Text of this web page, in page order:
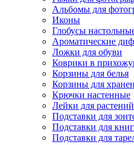
Альбомы для
Иконы
Глобусы
Ароматические
Ложки для обуви
Коврики в
Корзины для белья
Корзины для
Крючки настенные
Лейки для растений
Подставки для
Подставки для книг
Подставки для